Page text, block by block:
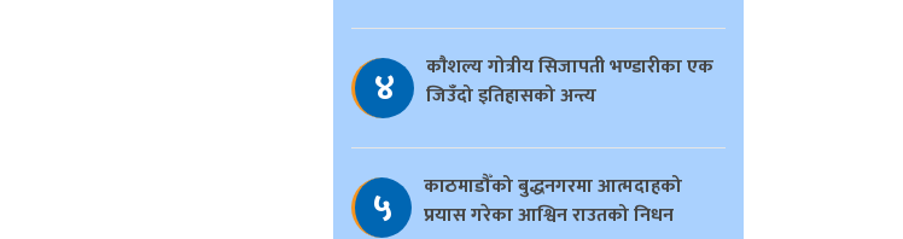
४
काैशल्य गोत्रीय सिजापती भण्डारीका एक
जिउँदो इतिहासको अन्त्य
५
काठमाडौँको बुद्धनगरमा आत्मदाहको
प्रयास गरेका आश्विन राउतको निधन